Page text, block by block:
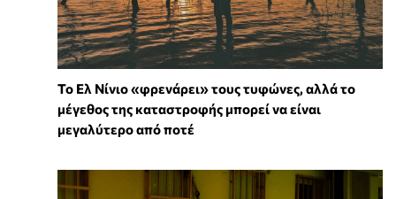
Το Ελ Νίνιο «φρενάρει» τους τυφώνες, αλλά το
μέγεθος της καταστροφής μπορεί να είναι
μεγαλύτερο από ποτέ